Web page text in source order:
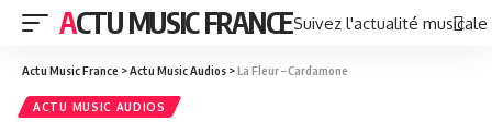
ACTU MUSIC FRANCESuivez l'actualité
Actu Music France >Actu Music Audios >La Fleur – Cardamone
ACTU MUSIC AUDIOS